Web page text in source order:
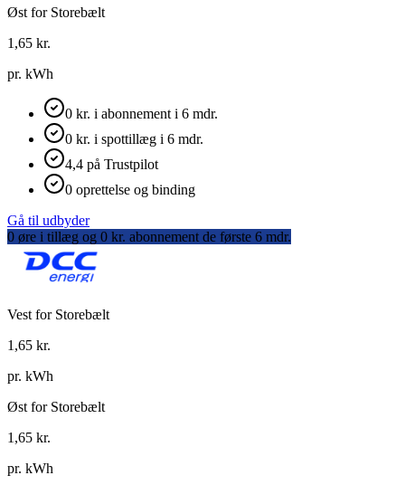
Øst for Storebælt
1,65 kr.
pr. kWh
0 kr. i abonnement i 6 mdr.
0 kr. i spottillæg i 6 mdr.
4,4 på Trustpilot
0 oprettelse og binding
Gå til udbyder
0 øre i tillæg og 0 kr. abonnement de første 6 mdr.
Vest for Storebælt
1,65 kr.
pr. kWh
Øst for Storebælt
1,65 kr.
pr. kWh